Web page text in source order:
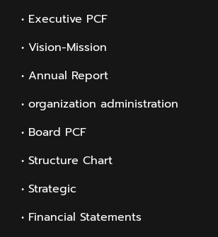
• Executive PCF
• Vision-Mission
• Annual Report
• organization administration
• Board PCF
• Structure Chart
• Strategic
• Financial Statements